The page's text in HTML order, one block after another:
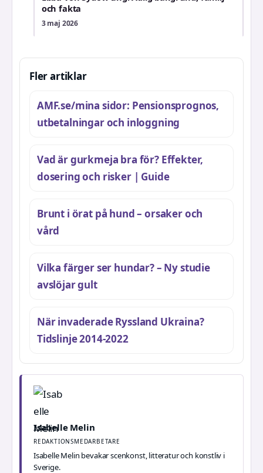
och fakta
3 maj 2026
Fler artiklar
AMF.se/mina sidor: Pensionsprognos,
utbetalningar och inloggning
Vad är gurkmeja bra för? Effekter,
dosering och risker | Guide
Brunt i örat på hund – orsaker och
vård
Vilka färger ser hundar? – Ny studie
avslöjar gult
När invaderade Ryssland Ukraina?
Tidslinje 2014-2022
Isabelle Melin
REDAKTIONSMEDARBETARE
Isabelle Melin bevakar scenkonst, litteratur och konstliv i
Sverige.